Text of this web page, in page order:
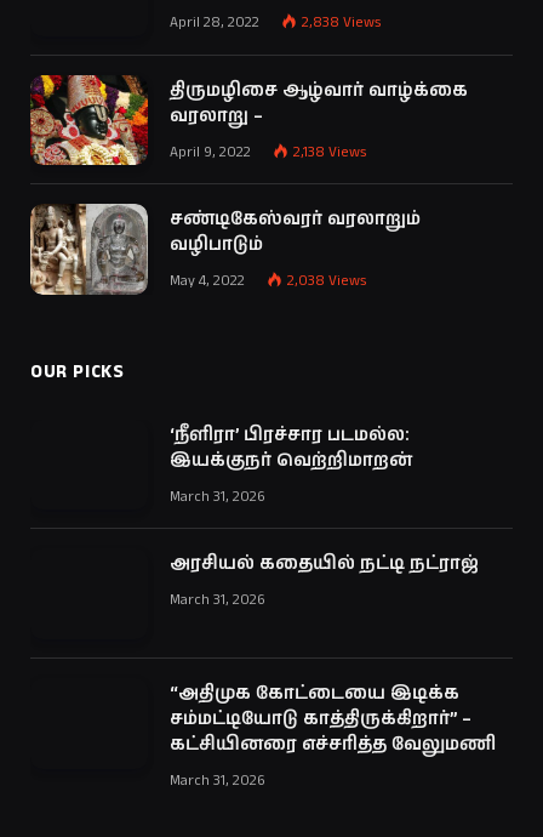
April 28, 2022 2,838 Views
திருமழிசை ஆழ்வார் வாழ்க்கை
வரலாறு –
April 9, 2022 2,138 Views
சண்டிகேஸ்வரர் வரலாறும்
வழிபாடும்
May 4, 2022 2,038 Views
OUR PICKS
‘நீளிரா’ பிரச்சார படமல்ல:
இயக்குநர் வெற்றிமாறன்
March 31, 2026
அரசியல் கதையில் நட்டி நட்ராஜ்
March 31, 2026
“அதிமுக கோட்டையை இடிக்க
சம்மட்டியோடு காத்திருக்கிறார்” –
கட்சியினரை எச்சரித்த வேலுமணி
March 31, 2026